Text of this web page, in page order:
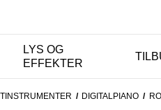
LYS OG
EFFEKTER
/ DIGITALPIANO /